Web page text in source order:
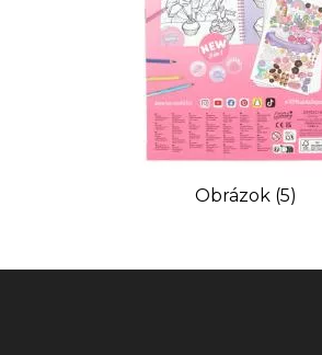
Obrázok (5)